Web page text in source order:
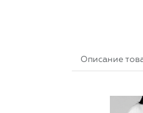
Описание